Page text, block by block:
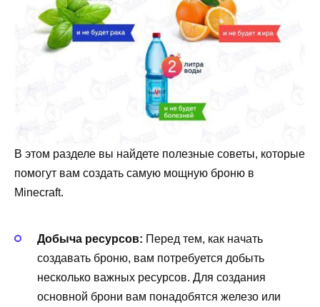
В этом разделе вы найдете полезные советы, которые
помогут вам создать самую мощную броню в
Minecraft.
Добыча ресурсов: Перед тем, как начать
создавать броню, вам потребуется добыть
несколько важных ресурсов. Для создания
основной брони вам понадобятся железо или